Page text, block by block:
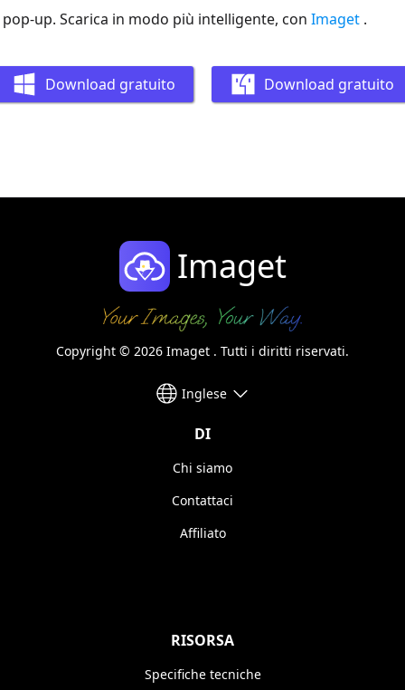
pop-up. Scarica in modo più intelligente, con Imaget .
Download gratuito Download gratuito
Imaget
Copyright © 2026 Imaget . Tutti i diritti riservati.
Inglese
DI
Chi siamo
Contattaci
Affiliato
RISORSA
Specifiche tecniche